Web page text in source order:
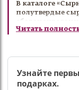
В каталоге
полутвердые
маасдам, гауда,
тщательно
предложить
Читать
Узнайте
подарках.